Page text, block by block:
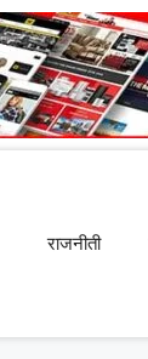
राजनीती